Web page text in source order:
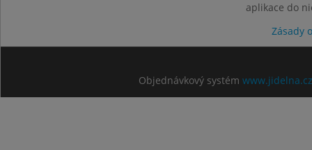
aplikace do
Zásady
Objednávkový systém www.jidelna.cz